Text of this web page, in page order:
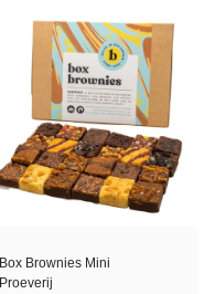
Box Brownies Mini
Proeverij